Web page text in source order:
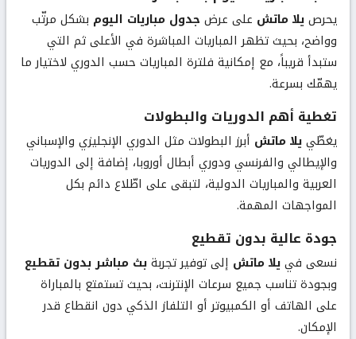
يحرصيلا ماتش على عرض جدول مباريات اليوم بشكل مرتّب
وواضح، بحيث تظهر المباريات المباشرة في الأعلى ثم التي
ستبدأ قريباً، مع إمكانية فلترة المباريات حسب الدوري لاختيار ما
يهمّك بسرعة.
تغطية أهم الدوريات والبطولات
يغطّييلا ماتش أبرز البطولات مثل الدوري الإنجليزي والإسباني
والإيطالي والفرنسي ودوري أبطال أوروبا، إضافة إلى الدوريات
العربية والمباريات الدولية، لتبقى على اطّلاع دائم بكل
المواجهات المهمة.
جودة عالية بدون تقطيع
نسعى فييلا ماتش إلى توفير تجربةبث مباشر بدون تقطيع
وبجودة تناسب جميع سرعات الإنترنت، بحيث تستمتع بالمباراة
على الهاتف أو الكمبيوتر أو التلفاز الذكي دون انقطاع قدر
الإمكان.